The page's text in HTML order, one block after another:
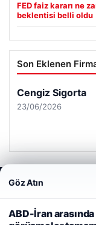
FED faiz kararı ne
beklentisi belli oldu
Son Eklenen
Cengiz Sigorta
23/06/2026
Web sitemizi nasıl
deneyiminizi
kullanıyoruz.
Çerez
Göz Atın
ABD-İran